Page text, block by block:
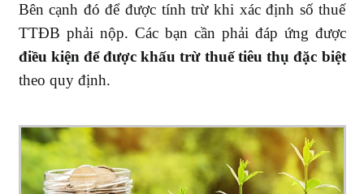
Bên cạnh đó để được tính trừ khi xác định số thuế
TTĐB phải nộp. Các bạn cần phải đáp ứng được
điều kiện để được khấu trừ thuế tiêu thụ đặc biệt
theo quy định.